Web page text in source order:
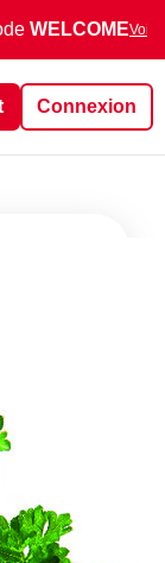
WELCOMEVoir
Connexion